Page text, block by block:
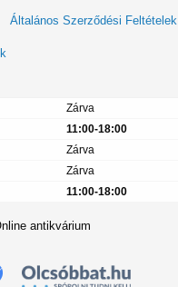
Általános Szerződési Feltételek
Zárva
11:00-18:00
Zárva
Zárva
11:00-18:00
antikvárium